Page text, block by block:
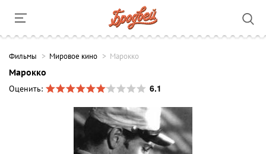
Фильмы Мировое кино Марокко
Марокко
Оценить:
6.1